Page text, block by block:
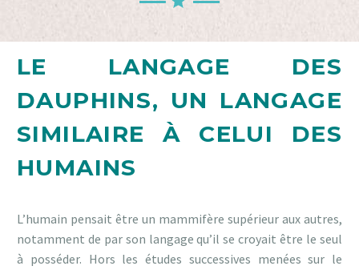
LE LANGAGE DES
DAUPHINS, UN LANGAGE
SIMILAIRE À CELUI DES
HUMAINS
L’humain pensait être un mammifère supérieur aux autres,
notamment de par son langage qu’il se croyait être le seul
à posséder. Hors les études successives menées sur le